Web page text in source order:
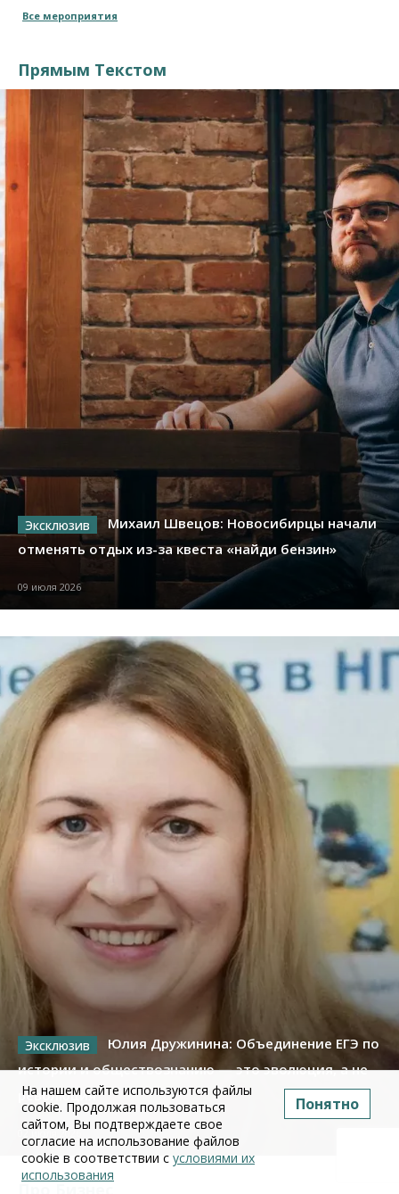
Все мероприятия
Прямым Текстом
Михаил Швецов: Новосибирцы начали
отменять отдых из-за квеста «найди бензин»
09 июля 2026
Юлия Дружинина: Объединение ЕГЭ по
истории и обществознанию — это эволюция, а не
революция
02 июля 2026
На нашем сайте используются файлы
cookie. Продолжая пользоваться
сайтом, Вы подтверждаете свое
согласие на использование файлов
cookie в соответствии с условиями их
использования
Понятно